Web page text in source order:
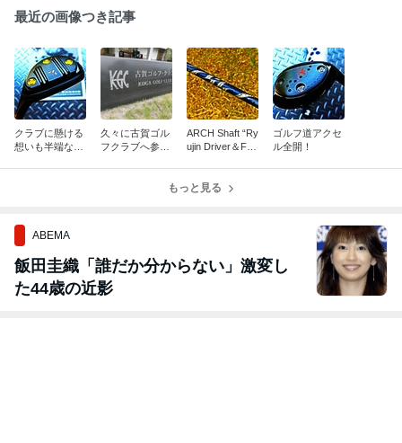
最近の画像つき記事
クラブに懸ける
想いも半端な
久々に古賀ゴル
フクラブへ参上
ARCH Shaft “Ry
ujin Driver＆Fair
ゴルフ道アクセ
ル全開！
もっと見る
ABEMA
飯田圭織「誰だか分からない」激変し
た44歳の近影